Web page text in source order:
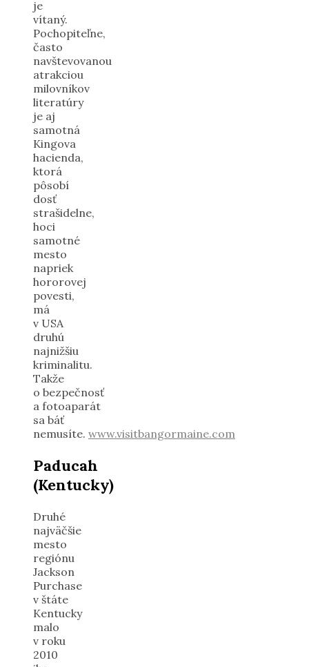
je
vítaný.
Pochopiteľne,
často
navštevovanou
atrakciou
milovníkov
literatúry
je aj
samotná
Kingova
hacienda,
ktorá
pôsobí
dosť
strašidelne,
hoci
samotné
mesto
napriek
hororovej
povesti,
má
v USA
druhú
najnižšiu
kriminalitu.
Takže
o bezpečnosť
a fotoaparát
sa báť
nemusíte. www.visitbangormaine.com
Paducah
(Kentucky)
Druhé
najväčšie
mesto
regiónu
Jackson
Purchase
v štáte
Kentucky
malo
v roku
2010